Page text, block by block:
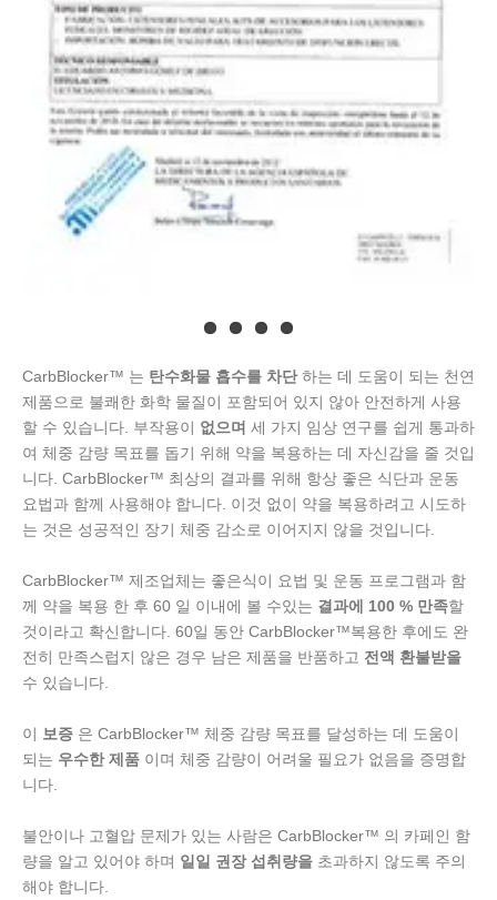
CarbBlocker™ 는 탄수화물 흡수를 차단하는 데 도움이 되는 천연
제품으로 불쾌한 화학 물질이 포함되어 있지 않아 안전하게 사용
할 수 있습니다. 부작용이 없으며 세 가지 임상 연구를 쉽게 통과하
여 체중 감량 목표를 돕기 위해 약을 복용하는 데 자신감을 줄 것입
니다. CarbBlocker™ 최상의 결과를 위해 항상 좋은 식단과 운동
요법과 함께 사용해야 합니다. 이것 없이 약을 복용하려고 시도하
는 것은 성공적인 장기 체중 감소로 이어지지 않을 것입니다.
CarbBlocker™ 제조업체는 좋은식이 요법 및 운동 프로그램과 함
께 약을 복용 한 후 60 일 이내에 볼 수있는 결과에 100 % 만족할
것이라고 확신합니다. 60일 동안 CarbBlocker™복용한 후에도 완
전히 만족스럽지 않은 경우 남은 제품을 반품하고 전액 환불받을
수 있습니다.
이 보증 은 CarbBlocker™ 체중 감량 목표를 달성하는 데 도움이
되는 우수한 제품 이며 체중 감량이 어려울 필요가 없음을 증명합
니다.
불안이나 고혈압 문제가 있는 사람은 CarbBlocker™ 의 카페인 함
량을 알고 있어야 하며 일일 권장 섭취량을 초과하지 않도록 주의
해야 합니다.